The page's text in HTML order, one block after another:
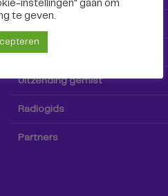
Radio
TV-gids
Uitzending gemist
Radiogids
Partners
instellingen" gaan om
te geven.